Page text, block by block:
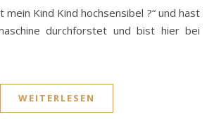
durchforstet und bist hier bei
WEITERLESEN